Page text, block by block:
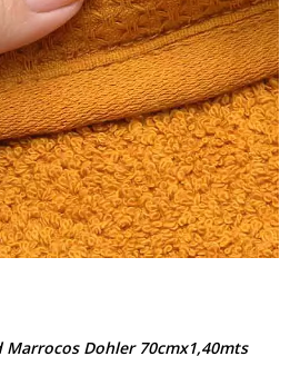
Marrocos Dohler 70cmx1,40mts